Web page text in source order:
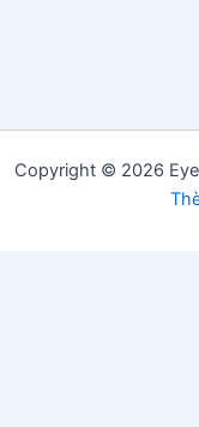
Copyright © 2026